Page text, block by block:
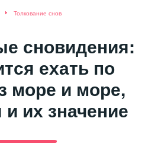
Толкование снов
сновидения:
ехать по
море и море,
их значение